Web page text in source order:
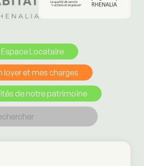
Espace Locataire
loyer et mes charges
de notre patrimoine